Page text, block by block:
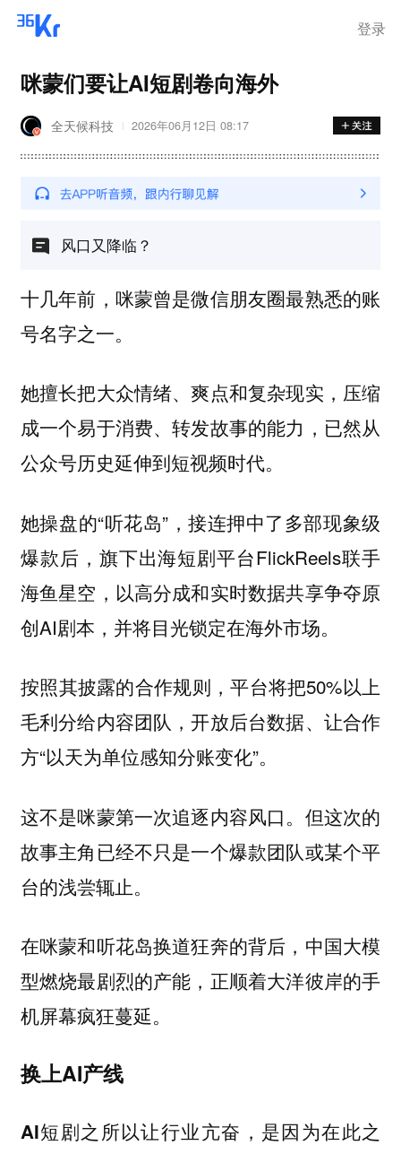
登录
咪蒙们要让AI短剧卷向海外
全天候科技 2026年06月12日 08:17
风口又降临？
十几年前，咪蒙曾是微信朋友圈最熟悉的账
号名字之一。
她擅长把大众情绪、爽点和复杂现实，压缩
成一个易于消费、转发故事的能力，已然从
公众号历史延伸到短视频时代。
她操盘的“听花岛”，接连押中了多部现象级
爆款后，旗下出海短剧平台FlickReels联手
海鱼星空，以高分成和实时数据共享争夺原
创AI剧本，并将目光锁定在海外市场。
按照其披露的合作规则，平台将把50%以上
毛利分给内容团队，开放后台数据、让合作
方“以天为单位感知分账变化”。
这不是咪蒙第一次追逐内容风口。但这次的
故事主角已经不只是一个爆款团队或某个平
台的浅尝辄止。
在咪蒙和听花岛换道狂奔的背后，中国大模
型燃烧最剧烈的产能，正顺着大洋彼岸的手
机屏幕疯狂蔓延。
换上AI产线
AI短剧之所以让行业亢奋，是因为在此之